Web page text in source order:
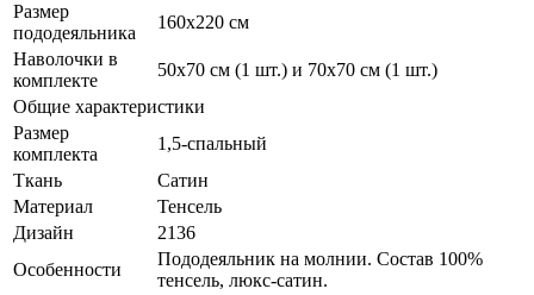
Размер
пододеяльника
160х220 см
Наволочки в
комплекте
50х70 см (1 шт.) и 70х70 см (1 шт.)
Общие характеристики
Размер
комплекта
1,5-спальный
Ткань
Сатин
Материал
Тенсель
Дизайн
2136
Особенности
Пододеяльник на молнии. Состав 100%
тенсель, люкс-сатин.